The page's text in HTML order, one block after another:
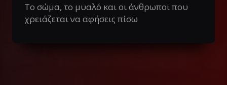
Το σώμα, το μυαλό και οι άνθρωποι που
χρειάζεται να αφήσεις πίσω